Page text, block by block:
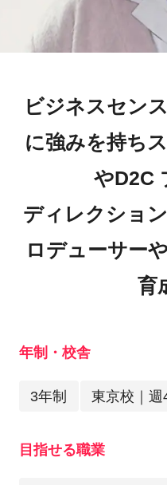
ビジネスセン
に強みを持ち
やD2C
ディレクショ
ロデューサー
育
年制・校舎
3年制 東京校｜週
目指せる職業